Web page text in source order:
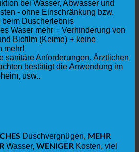
bei Wasser, Abwasser und
- ohne Einschränkung bzw.
beim Duscherlebnis
Waser mehr = Verhinderung von
Biofilm (Keime) + keine
mehr!
sanitäre Anforderungen. Ärztlichen
bestätigt die Anwendung im
usw..
Duschvergnügen, MEHR
Wasser, WENIGER Kosten, viel